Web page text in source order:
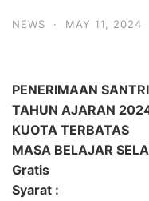
NEWS · MAY 11, 2024
PENERIMAAN
TAHUN AJARAN
KUOTA TERBATAS
MASA BELAJAR
Gratis
Syarat :